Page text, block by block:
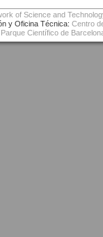
of Science and
y Oficina Técnica: Centro
Parque Científico de